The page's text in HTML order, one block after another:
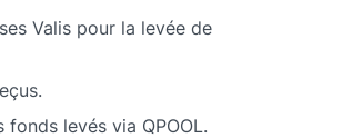
Valis pour la levée de
levés via QPOOL.